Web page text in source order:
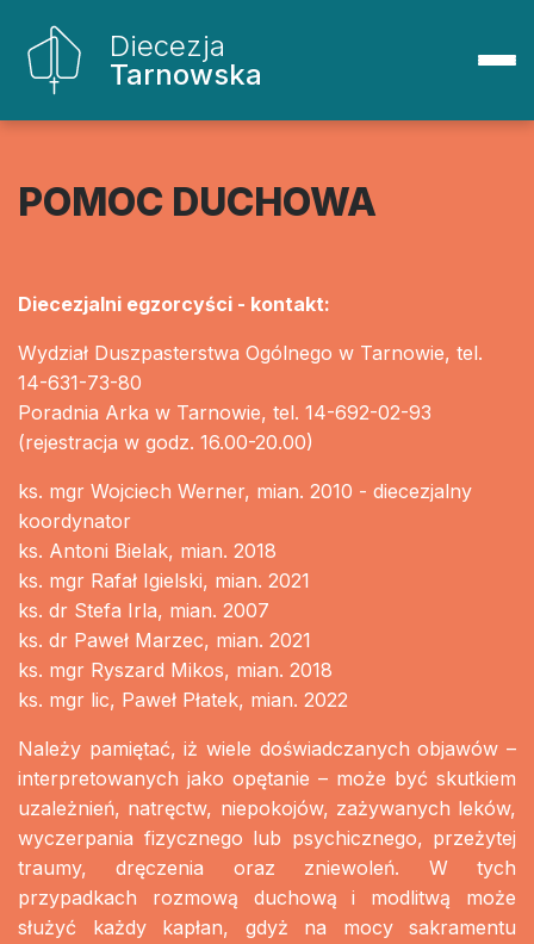
Diecezja
Tarnowska
POMOC DUCHOWA
Diecezjalni egzorcyści - kontakt:
Wydział Duszpasterstwa Ogólnego w Tarnowie, tel.
14-631-73-80
Poradnia Arka w Tarnowie, tel. 14-692-02-93
(rejestracja w godz. 16.00-20.00)
ks. mgr Wojciech Werner, mian. 2010 - diecezjalny
koordynator
ks. Antoni Bielak, mian. 2018
ks. mgr Rafał Igielski, mian. 2021
ks. dr Stefa Irla, mian. 2007
ks. dr Paweł Marzec, mian. 2021
ks. mgr Ryszard Mikos, mian. 2018
ks. mgr lic, Paweł Płatek, mian. 2022
Należy pamiętać, iż wiele doświadczanych objawów –
interpretowanych jako opętanie – może być skutkiem
uzależnień, natręctw, niepokojów, zażywanych leków,
wyczerpania fizycznego lub psychicznego, przeżytej
traumy, dręczenia oraz zniewoleń. W tych
przypadkach rozmową duchową i modlitwą może
służyć każdy kapłan, gdyż na mocy sakramentu